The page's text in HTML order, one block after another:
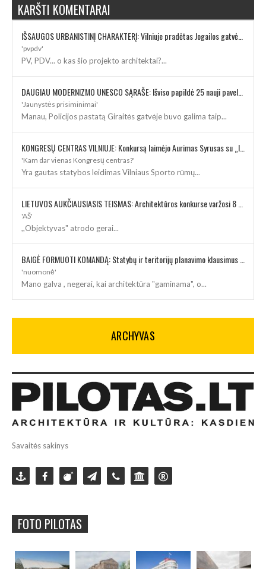
KARŠTI KOMENTARAI
'pvpdv'
PV, PDV... o kas šio projekto architektai?...
'Jaunystės prisiminimai'
Manau, Policijos pastatą Giraitės gatvėje buvo galima taip...
'Kam dar vienas Kongresų centras?'
Yra gautas statybos leidimas Vilniaus Sporto rūmų...
'AŠ'
,,Objektyvas" atrodo gerai...
'nuomonė'
Mano galva , negerai, kai architektūra "gaminama", o...
ARCHYVAS
Savaitės sakinys
FOTO PILOTAS